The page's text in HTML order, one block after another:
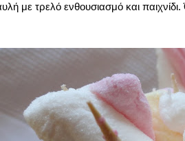
με τρελό ενθουσιασμό και